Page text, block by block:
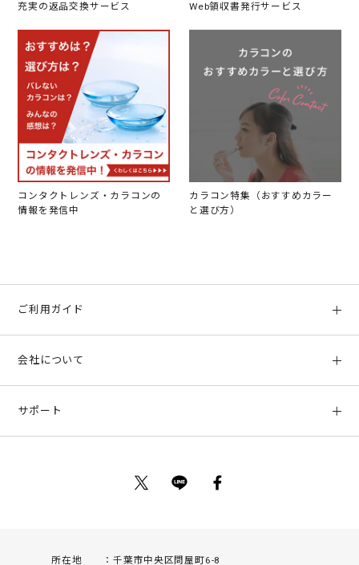
充実の返品交換サービス Web領収書発行サービス
コンタクトレンズ・カラコンの
情報を発信中
カラコン特集（おすすめカラー
と選び方）
ご利用ガイド
お支払い方法、配送について
返品について
会社について
サポート
所在地 千葉市中央区問屋町6-8